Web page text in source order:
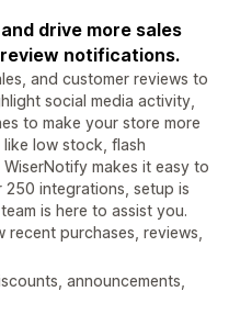
drive more sales
notifications.
and customer reviews to
social media activity,
to make your store more
like low stock, flash
makes it easy to
integrations, setup is
is here to assist you.
recent purchases, reviews,
announcements,